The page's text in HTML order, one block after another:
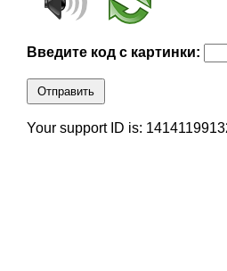
Введите код с картинки:
Отправить
Your support ID is: